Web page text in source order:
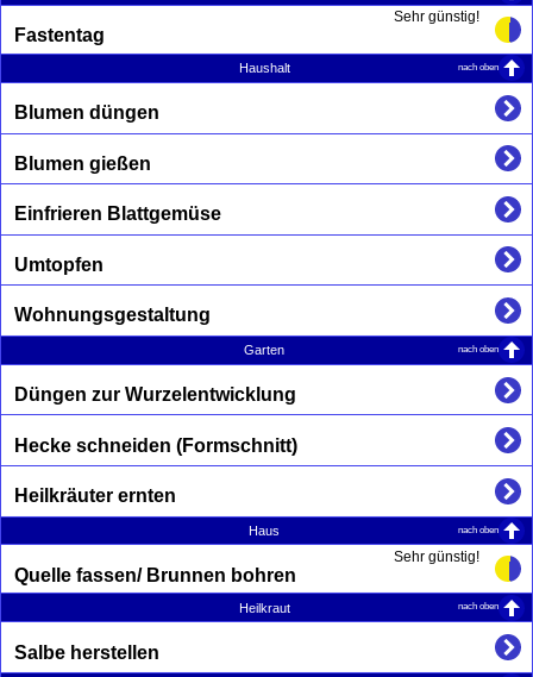
Sehr günstig!
Fastentag
Haushalt nach oben
Blumen düngen
Blumen gießen
Einfrieren Blattgemüse
Umtopfen
Wohnungsgestaltung
Garten nach oben
Düngen zur Wurzelentwicklung
Hecke schneiden (Formschnitt)
Heilkräuter ernten
Haus nach oben
Sehr günstig!
Quelle fassen/ Brunnen bohren
Heilkraut nach oben
Salbe herstellen